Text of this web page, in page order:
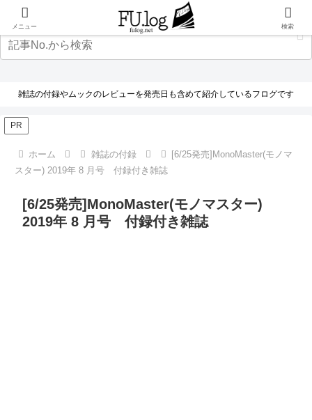
雑誌の付録やムックのレビューを発売日も含めて紹介しているフログです
PR
ホーム 雑誌の付録
[6/25発売]MonoMaster(モノマ
スター) 2019年 8 月号 付録付き雑誌
[6/25発売]MonoMaster(モノマスター)
2019年 8 月号 付録付き雑誌
メニュー 検索